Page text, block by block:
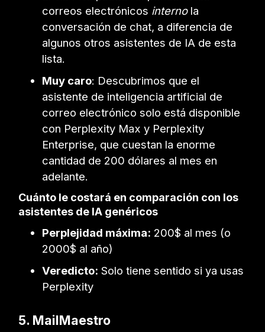
correos electrónicos internola
conversación de chat, a diferencia de
algunos otros asistentes de IA de esta
lista.
Muy caro: Descubrimos que el
asistente de inteligencia artificial de
correo electrónico solo está disponible
con Perplexity Max y Perplexity
Enterprise, que cuestan la enorme
cantidad de 200 dólares al mes en
adelante.
Cuánto le costará en comparación con los
asistentes de IA genéricos
Perplejidad máxima: 200$ al mes (o
2000$ al año)
Veredicto: Solo tiene sentido si ya usas
Perplexity
5. MailMaestro